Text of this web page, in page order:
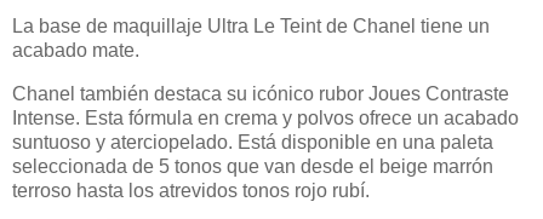
La base de maquillaje Ultra Le Teint de Chanel tiene un
acabado mate.
Chanel también destaca su icónico rubor Joues Contraste
Intense. Esta fórmula en crema y polvos ofrece un acabado
suntuoso y aterciopelado. Está disponible en una paleta
seleccionada de 5 tonos que van desde el beige marrón
terroso hasta los atrevidos tonos rojo rubí.